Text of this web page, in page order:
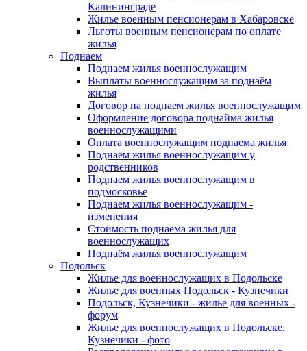
Калининграде
Жилье военным пенсионерам в Хабаровске
Льготы военным пенсионерам по оплате
жилья
Поднаем
Поднаем жилья военнослужащим
Выплаты военнослужащим за поднаём
жилья
Договор на поднаем жилья военнослужащим
Оформление договора поднайма жилья
военнослужащими
Оплата военнослужащим поднаема жилья
Поднаем жилья военнослужащим у
родственников
Поднаем жилья военнослужащим в
подмосковье
Поднаем жилья военнослужащим -
изменения
Стоимость поднаёма жилья для
военнослужащих
Поднаём жилья военнослужащим
Подольск
Жилье для военнослужащих в Подольске
Жилье для военных Подольск - Кузнечики
Подольск, Кузнечики - жилье для военных -
форум
Жилье для военнослужащих в Подольске,
Кузнечики - фото